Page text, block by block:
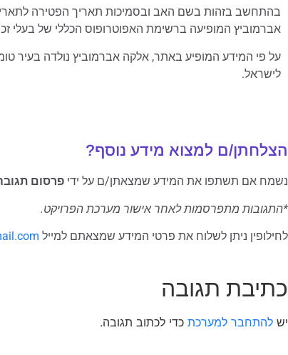
בהתחשב בזהות בשם האב ובסמיכות תאריך הפטירה
אברמוביץ המופיעה ברשימת האפוטרופוס הכללי של בעלי
לישראל.
הצלחתן/ם למצוא מידע נוסף?
נשמח אם תשתפו את המידע שמצאתן/ם על ידי פרסום
*התגובות מתפרסמות לאחר אישור מערכת הפרויקט.
לחילופין ניתן לשלוח את פרטי המידע שמצאתם למייל
כתיבת תגובה
יש להתחבר למערכת כדי לכתוב תגובה.